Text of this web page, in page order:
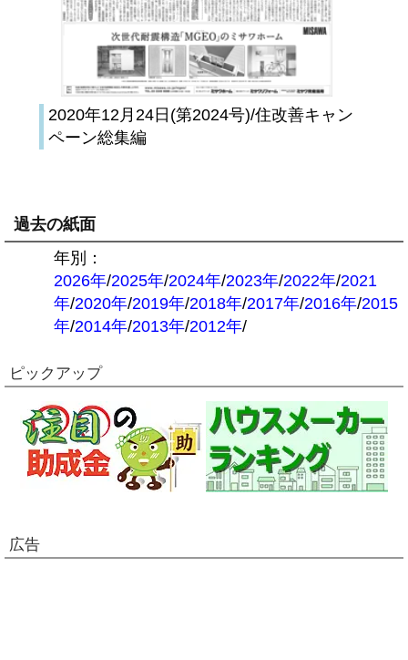
2020年12月24日(第2024号)/住改善キャン
ペーン総集編
過去の紙面
年別：
2026年/2025年/2024年/2023年/2022年/2021
年/2020年/2019年/2018年/2017年/2016年/2015
年/2014年/2013年/2012年/
ピックアップ
広告